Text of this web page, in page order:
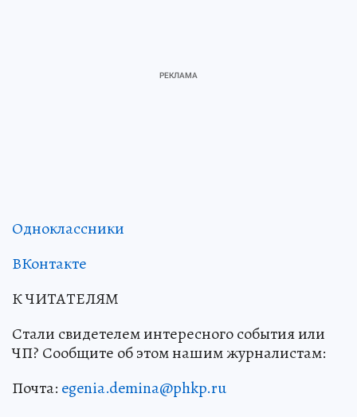
Одноклассники
ВКонтакте
К ЧИТАТЕЛЯМ
Стали свидетелем интересного события или
ЧП? Сообщите об этом нашим журналистам:
Почта: egenia.demina@phkp.ru